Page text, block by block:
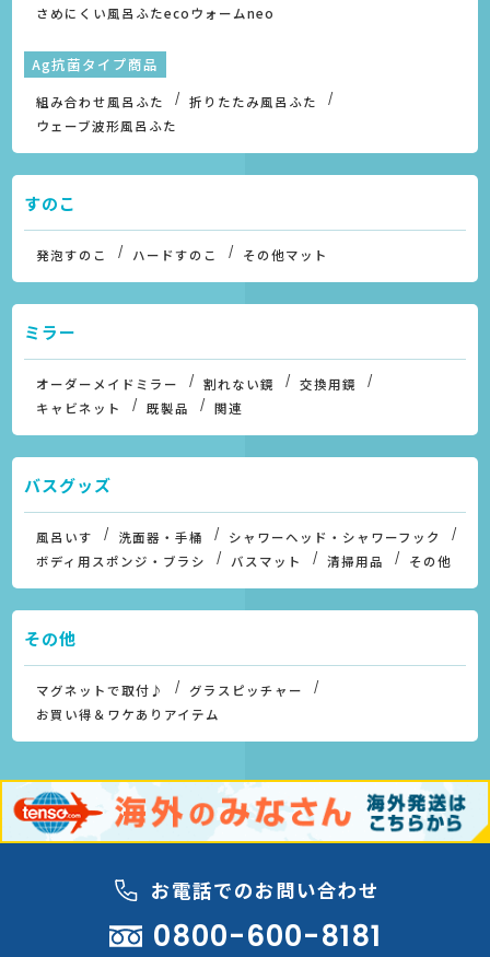
さめにくい風呂ふたecoウォームneo
Ag抗菌タイプ商品
組み合わせ風呂ふた
折りたたみ風呂ふた
ウェーブ波形風呂ふた
すのこ
発泡すのこ ハードすのこ その他マット
ミラー
オーダーメイドミラー 割れない鏡
交換用鏡
キャビネット
既製品 関連
バスグッズ
風呂いす 洗面器・手桶
シャワーヘッド・シャワーフック
ボディ用スポンジ・ブラシ
バスマット 清掃用品 その他
その他
マグネットで取付♪
グラスピッチャー
お買い得＆ワケありアイテム
お電話でのお問い合わせ
0800-600-8181